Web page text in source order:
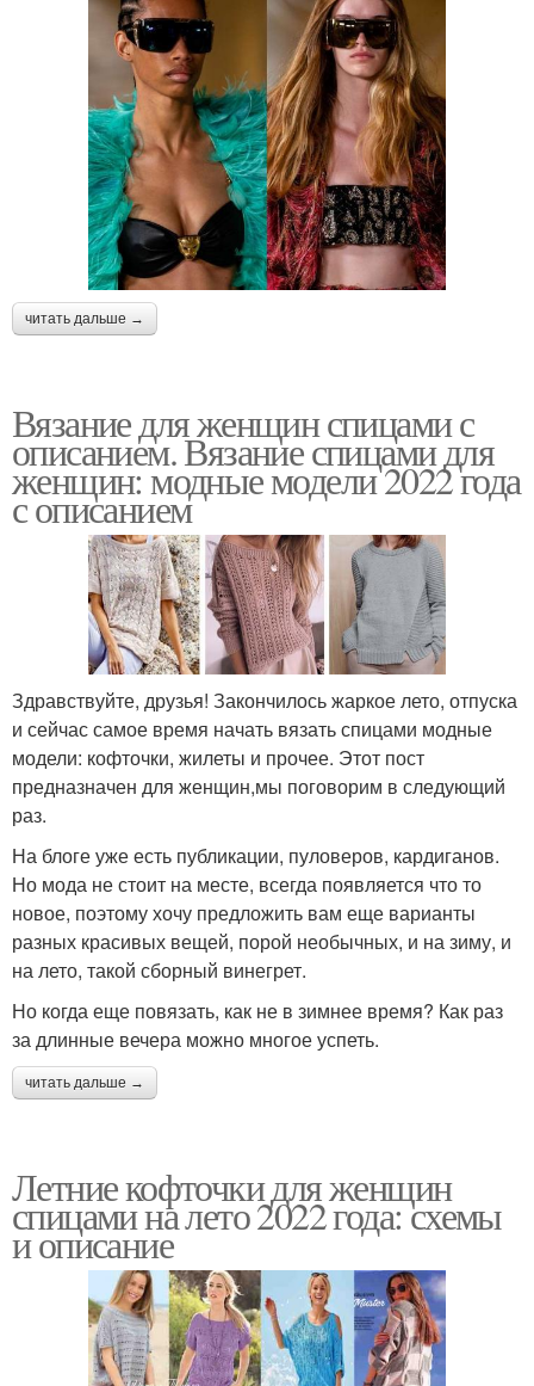
читать дальше →
Вязание для женщин спицами с
описанием. Вязание спицами для
женщин: модные модели 2022 года
с описанием
Здравствуйте, друзья! Закончилось жаркое лето, отпуска
и сейчас самое время начать вязать спицами модные
модели: кофточки, жилеты и прочее. Этот пост
предназначен для женщин,мы поговорим в следующий
раз.
На блоге уже есть публикации, пуловеров, кардиганов.
Но мода не стоит на месте, всегда появляется что то
новое, поэтому хочу предложить вам еще варианты
разных красивых вещей, порой необычных, и на зиму, и
на лето, такой сборный винегрет.
Но когда еще повязать, как не в зимнее время? Как раз
за длинные вечера можно многое успеть.
читать дальше →
Летние кофточки для женщин
спицами на лето 2022 года: схемы
и описание